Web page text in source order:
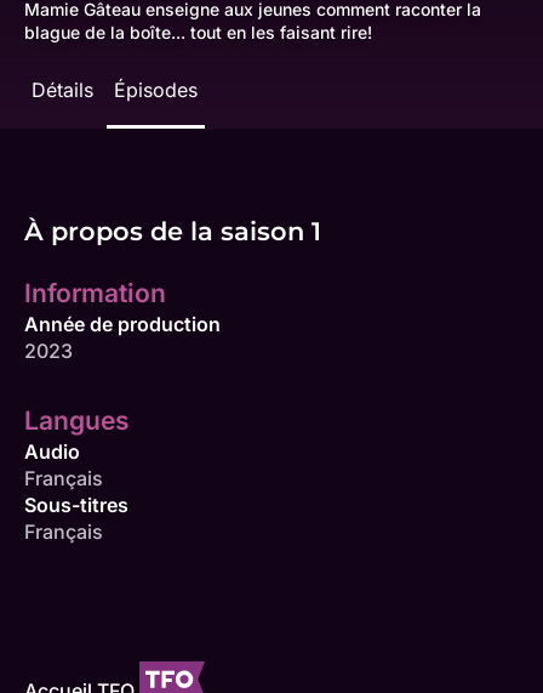
Mamie Gâteau enseigne aux jeunes comment raconter la
blague de la boîte... tout en les faisant rire!
Détails Épisodes
À propos de la saison 1
Information
Année de production
2023
Langues
Audio
Français
Sous-titres
Français